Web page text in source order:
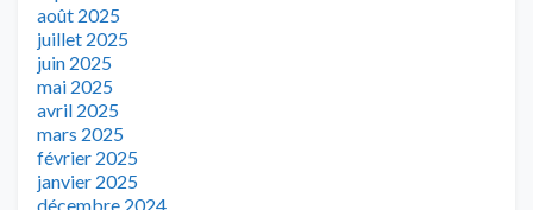
août 2025
juillet 2025
juin 2025
mai 2025
avril 2025
mars 2025
février 2025
janvier 2025
décembre 2024